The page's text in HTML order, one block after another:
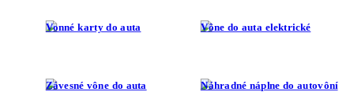
Vonné karty do auta Vône do auta elektrické
Závesné vône do auta Náhradné náplne do autovôní